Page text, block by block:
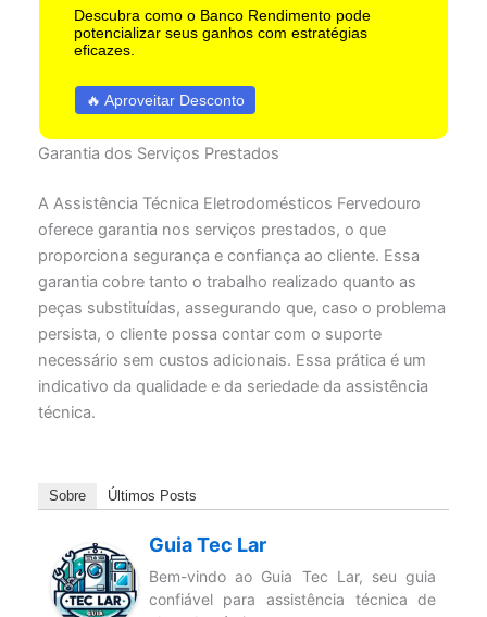
Descubra como o Banco Rendimento pode
potencializar seus ganhos com estratégias
eficazes.
🔥 Aproveitar Desconto
Garantia dos Serviços Prestados
A Assistência Técnica Eletrodomésticos Fervedouro
oferece garantia nos serviços prestados, o que
proporciona segurança e confiança ao cliente. Essa
garantia cobre tanto o trabalho realizado quanto as
peças substituídas, assegurando que, caso o problema
persista, o cliente possa contar com o suporte
necessário sem custos adicionais. Essa prática é um
indicativo da qualidade e da seriedade da assistência
técnica.
Sobre Últimos Posts
Guia Tec Lar
Bem-vindo ao Guia Tec Lar, seu guia
confiável para assistência técnica de